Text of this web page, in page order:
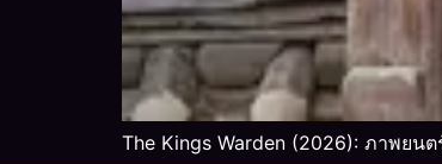
The Kings Warden (2026): ภาพยน